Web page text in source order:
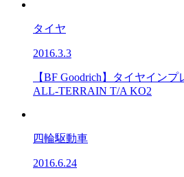
タイヤ
2016.3.3
【BF Goodrich】タイヤイン
ALL-TERRAIN T/A KO2
四輪駆動車
2016.6.24